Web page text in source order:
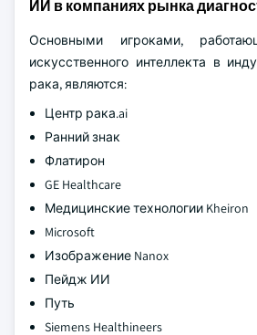
ИИ в компаниях рынка
Основными игроками,
искусственного интеллекта в
рака, являются:
Центр рака.ai
Ранний знак
Флатирон
GE Healthcare
Медицинские технологии Kheiron
Microsoft
Изображение Nanox
Пейдж ИИ
Путь
Siemens Healthineers